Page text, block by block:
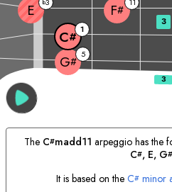
G# 5
C# 1
E F#
3
The C#madd11 arpeggio has the
C#, E, G#
It is based on the C# minor